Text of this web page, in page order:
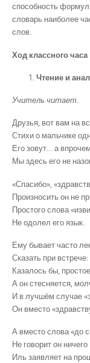
способность
словарь наиболее
слов.
Ход классного часа
Чтение и
Учитель читает.
Друзья, вот вам на
Стихи о мальчике
Его зовут… а
Мы здесь его не
«Спасибо»,
Произносить он не
Простого слова
Не одолел его язык.
Ему бывает часто
Сказать при
Казалось бы,
А он стесняется,
И в лучшём случае
Он вместо
А вместо слова «до
Не говорит он ничего
Иль заявляет на